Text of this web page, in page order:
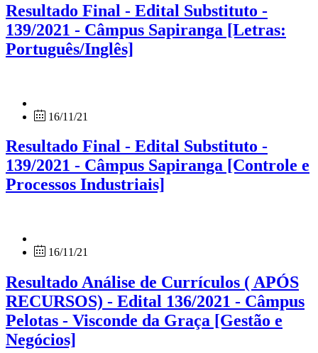
Resultado Final - Edital Substituto -
139/2021 - Câmpus Sapiranga [Letras:
Português/Inglês]
16/11/21
Resultado Final - Edital Substituto -
139/2021 - Câmpus Sapiranga [Controle e
Processos Industriais]
16/11/21
Resultado Análise de Currículos ( APÓS
RECURSOS) - Edital 136/2021 - Câmpus
Pelotas - Visconde da Graça [Gestão e
Negócios]